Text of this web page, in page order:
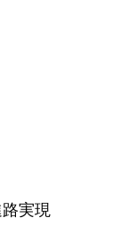
実現